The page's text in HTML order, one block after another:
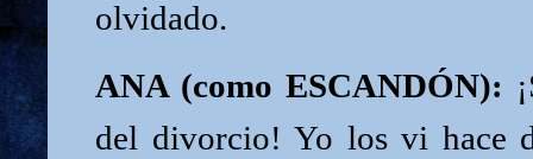
olvidado.
ANA (como ESCANDÓN):
del divorcio! Yo los vi hace